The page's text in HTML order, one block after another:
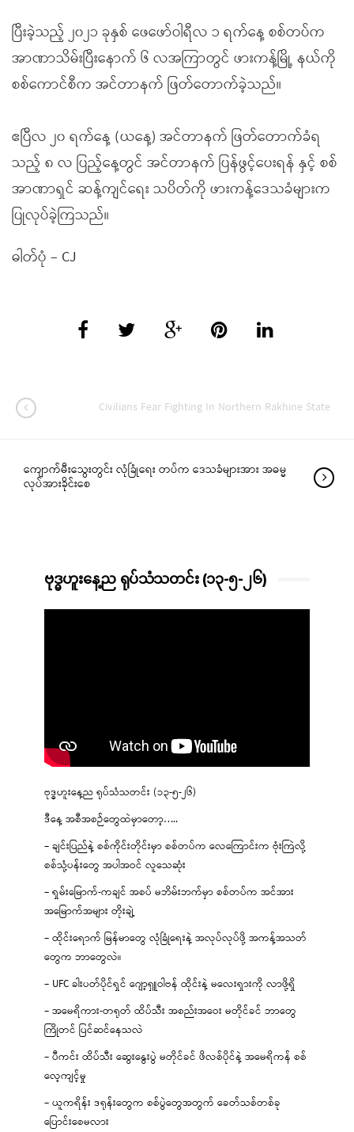
ပြီးခဲ့သည့် ၂၀၂၁ ခုနှစ် ဖေဖော်ဝါရီလ ၁ ရက်နေ့ စစ်တပ်က
အာဏာသိမ်းပြီးနောက် ၆ လအကြာတွင် ဖားကန့်မြို့ နယ်ကို
စစ်ကောင်စီက အင်တာနက် ဖြတ်တောက်ခဲ့သည်။
ဧပြီလ ၂၀ ရက်နေ့ (ယနေ့) အင်တာနက် ဖြတ်တောက်ခံရ
သည့် ၈ လ ပြည့်နေ့တွင် အင်တာနက် ပြန်ဖွင့်ပေးရန် နှင့် စစ်
အာဏာရှင် ဆန့်ကျင်ရေး သပိတ်ကို ဖားကန့်ဒေသခံများက
ပြုလုပ်ခဲ့ကြသည်။
ဓါတ်ပုံ – CJ
Civilians Fear Fighting In Northern Rakhine State
ကျောက်မီးသွေးတွင်း လုံခြုံရေး တပ်က ဒေသခံများအား အဓမ္မ
လုပ်အားခိုင်းစေ
ဗုဒ္ဓဟူးနေ့ည ရုပ်သံသတင်း (၁၃-၅-၂၆)
ဗုဒ္ဓဟူးနေ့ည ရုပ်သံသတင်း (၁၃-၅-၂၆)
ဒီနေ့ အစီအစဉ်တွေထဲမှာတော့…..
– ချင်းပြည်နဲ့ စစ်ကိုင်းတိုင်းမှာ စစ်တပ်က လေကြောင်းက ဗုံးကြဲလို့
စစ်သုံ့ပန်းတွေ အပါအဝင် လူသေဆုံး
– ရှမ်းမြောက်-ကချင် အစပ် မဘိမ်းဘက်မှာ စစ်တပ်က အင်အား
အမြောက်အများ တိုးချဲ့
– ထိုင်းရောက် မြန်မာတွေ လုံခြုံရေးနဲ့ အလုပ်လုပ်ဖို့ အကန့်အသတ်
တွေက ဘာတွေလဲ။
– UFC ခါးပတ်ပိုင်ရှင် ဂျော့ရှူဝါဗန် ထိုင်းနဲ့ မလေးရှားကို လာဖို့ရှိ
– အမေရိကား-တရုတ် ထိပ်သီး အစည်းအဝေး မတိုင်ခင် ဘာတွေ
ကြိုတင် ပြင်ဆင်နေသလဲ
– ပီကင်း ထိပ်သီး ဆွေးနွေးပွဲ မတိုင်ခင် ဖိလစ်ပိုင်နဲ့ အမေရိကန် စစ်
လေ့ကျင့်မှု
– ယူကရိန်း ဒရုန်းတွေက စစ်ပွဲတွေအတွက် ခေတ်သစ်တစ်ခု
ပြောင်းစေမလား